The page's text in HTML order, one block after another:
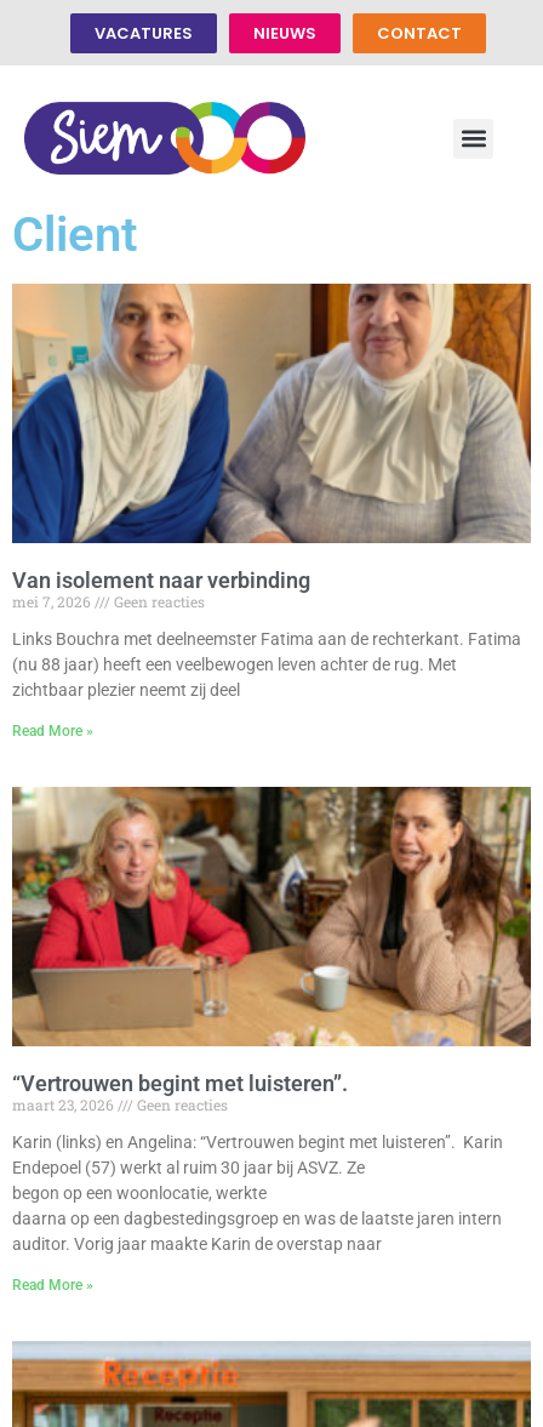
VACATURES NIEUWS CONTACT
Client
Van isolement naar verbinding
mei 7, 2026
Geen reacties
Links Bouchra met deelneemster Fatima aan de rechterkant. Fatima
(nu 88 jaar) heeft een veelbewogen leven achter de rug. Met
zichtbaar plezier neemt zij deel
Read More »
“Vertrouwen begint met luisteren’’.
maart 23, 2026
Geen reacties
Karin (links) en Angelina: “Vertrouwen begint met luisteren’’. Karin
Endepoel (57) werkt al ruim 30 jaar bij ASVZ. Ze
begon op een woonlocatie, werkte
daarna op een dagbestedingsgroep en was de laatste jaren intern
auditor. Vorig jaar maakte Karin de overstap naar
Read More »